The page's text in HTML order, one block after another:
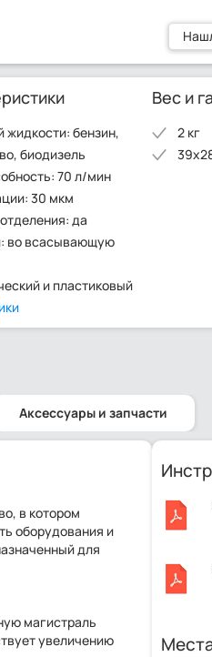
жидкости: бензин,
биодизель
70 л/мин
30 мкм
да
во всасывающую
и пластиковый
Вес и
2 кг
Аксессуары и запчасти
в котором
оборудования и
для
магистраль
увеличению